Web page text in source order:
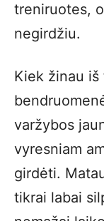
treniruotes,
negirdžiu.
Kiek žinau
varžybos
vyresniam
girdėti.
tikrai labai